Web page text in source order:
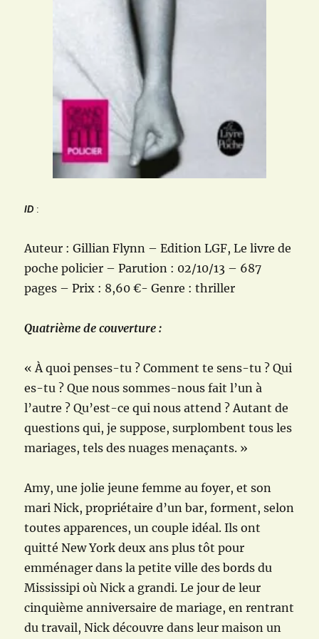
ID :
Auteur : Gillian Flynn – Edition LGF, Le livre de
poche policier – Parution : 02/10/13 – 687
pages – Prix : 8,60 €- Genre : thriller
Quatrième de couverture :
« À quoi penses-tu ? Comment te sens-tu ? Qui
es-tu ? Que nous sommes-nous fait l’un à
l’autre ? Qu’est-ce qui nous attend ? Autant de
questions qui, je suppose, surplombent tous les
mariages, tels des nuages menaçants. »
Amy, une jolie jeune femme au foyer, et son
mari Nick, propriétaire d’un bar, forment, selon
toutes apparences, un couple idéal. Ils ont
quitté New York deux ans plus tôt pour
emménager dans la petite ville des bords du
Mississipi où Nick a grandi. Le jour de leur
cinquième anniversaire de mariage, en rentrant
du travail, Nick découvre dans leur maison un